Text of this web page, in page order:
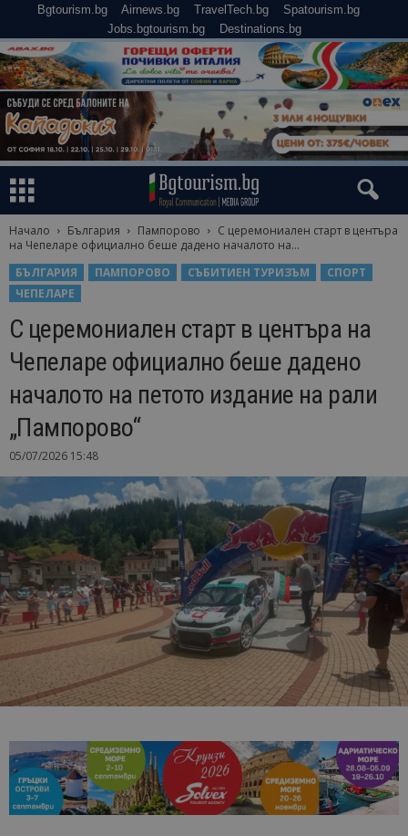
Bgtourism.bg Airnews.bg TravelTech.bg
Spatourism.bg
Jobs.bgtourism.bg
Destinations.bg
Начало България Пампорово
С церемониален старт в центъра
на Чепеларе официално беше дадено началото на...
БЪЛГАРИЯ
ПАМПОРОВО СЪБИТИЕН ТУРИЗЪМ
СПОРТ
ЧЕПЕЛАРЕ
С церемониален старт в центъра на
Чепеларе официално беше дадено
началото на петото издание на рали
„Пампорово“
05/07/2026 15:48